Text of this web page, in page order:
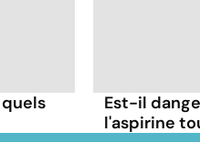
Est-il
l'aspirine